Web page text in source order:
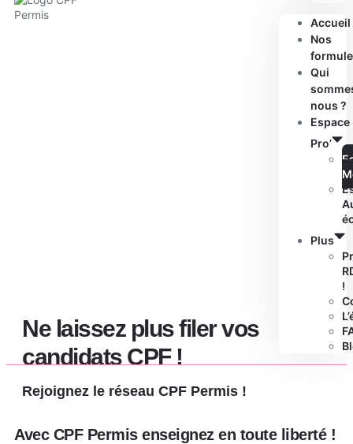
Accueil
Nos
Qui
nous ?
Espace
Pro’
Plus
!
Ne laissez plus filer vos
candidats CPF !
Rejoignez le réseau CPF Permis !
Avec CPF Permis enseignez en toute liberté !